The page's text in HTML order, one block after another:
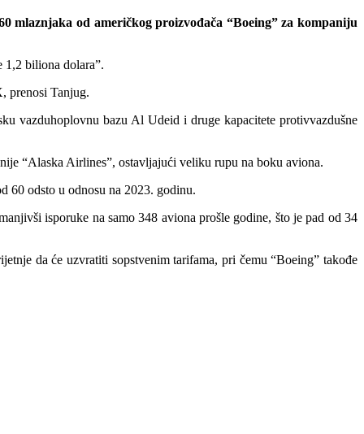
mlaznjaka od američkog proizvođača “Boeing” za kompaniju
1,2 biliona dolara”.
prenosi Tanjug.
vazduhoplovnu bazu Al Udeid i druge kapacitete protivvazdušne
“Alaska Airlines”, ostavljajući veliku rupu na boku aviona.
60 odsto u odnosu na 2023. godinu.
isporuke na samo 348 aviona prošle godine, što je pad od 34
da će uzvratiti sopstvenim tarifama, pri čemu “Boeing” takođe